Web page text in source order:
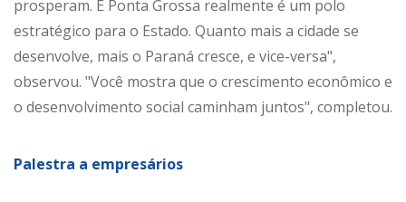
prosperam. E Ponta Grossa realmente é um polo
estratégico para o Estado. Quanto mais a cidade se
desenvolve, mais o Paraná cresce, e vice-versa",
observou. "Você mostra que o crescimento econômico e
o desenvolvimento social caminham juntos", completou.
Palestra a empresários